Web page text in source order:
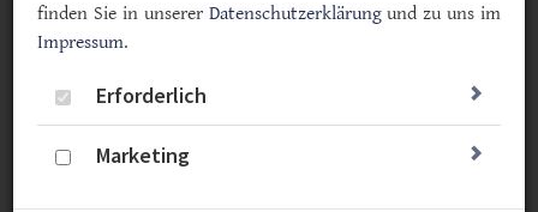
31.07.2024
Typ 2
finden Sie in unserer Datenschutzerklärungund zu uns im
Impressum.
Erforderlich
Marketing